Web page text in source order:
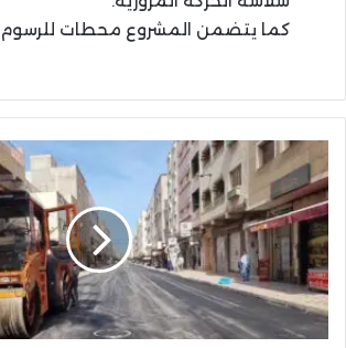
كما يتضمن المشروع محطات للرسوم
جماعة
الناظور
تطلق
مناقصة
بـ981
ألف
درهم
لتشوير
طرق